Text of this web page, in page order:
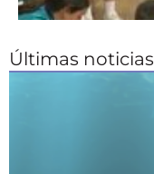
Últimas noticias